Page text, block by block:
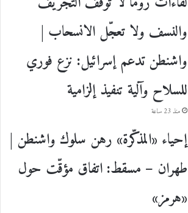
والنسف ولا تعجّل الانسحاب |
واشنطن تدعم إسرائيل: نزع فوري
للسلاح وآلية تنفيذ إلزامية
منذ 23 ساعة
إحياء «المذكّرة» رهن سلوك واشنطن |
طهران – مسقط: اتفاق مؤقّت حول
«هرمز»